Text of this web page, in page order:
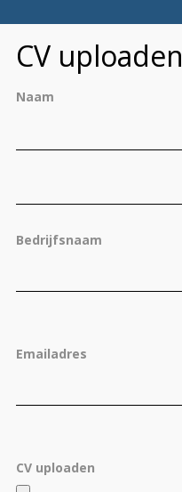
CV uploaden
Naam
Bedrijfsnaam
Emailadres
CV uploaden